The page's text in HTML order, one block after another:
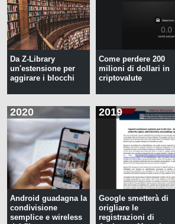
Da Z-Library
un'estensione per
aggirare i blocchi
Come perdere 200
milioni di dollari in
criptovalute
2020
Android guadagna la
condivisione
semplice e wireless
2019
Google smetterà di
origliare le
registrazioni di